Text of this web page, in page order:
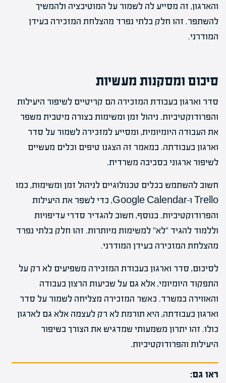
והארגון, זה מסייע לה לשמור על המוטיבציה ולהמשיך
להשתפר. זהו חלק בלתי נפרד מהצלחת המזכירה בעידן
המודרני.
סיכום ומסקנות מעשיות
סדר וארגון בעבודת המזכירה הם קריטיים לשיפור היעילות
והפרודוקטיביות. ניהול זמן ומשימות בצורה מיטבית משפר
את העבודה היומיומית, ומסייע למזכירה לשמור על סדר
וארגון בעבודתה. במאמר זה הצגנו טיפים וכלים מעשיים
לשיפור ארגוני בסביבה משרדית.
חשוב להשתמש בכלים טכנולוגיים לניהול זמן ומשימות, כמו
Trello ו-Google Calendar, כדי לשפר את היעילות
והפרודוקטיביות. בנוסף, חשוב להגדיר סדרי עדיפויות
וללמוד להגיד "לא" למשימות מיותרות. זהו חלק בלתי נפרד
מהצלחת המזכירה בעידן המודרני.
לסיכום, סדר וארגון בעבודת המזכירה משפיעים לא רק על
התפקוד היומיומי, אלא גם על שביעות הרצון בעבודה
והאווירה במשרד. כאשר המזכירה מצליחה לשמור על סדר
וארגון בעבודתה, היא תורמת לא רק לעצמה אלא גם לארגון
כולו. זהו יתרון משמעותי שמדגיש את הצורך בשיפור
היעילות והפרודוקטיביות.
ראו גם: